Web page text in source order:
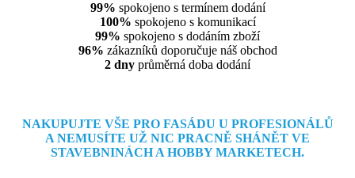
99% spokojeno s termínem dodání
100% spokojeno s komunikací
99% spokojeno s dodáním zboží
96% zákazníků doporučuje náš obchod
2 dny průměrná doba dodání
NAKUPUJTE VŠE PRO FASÁDU U PROFESIONÁLŮ
A NEMUSÍTE UŽ NIC PRACNĚ SHÁNĚT VE
STAVEBNINÁCH A HOBBY MARKETECH.